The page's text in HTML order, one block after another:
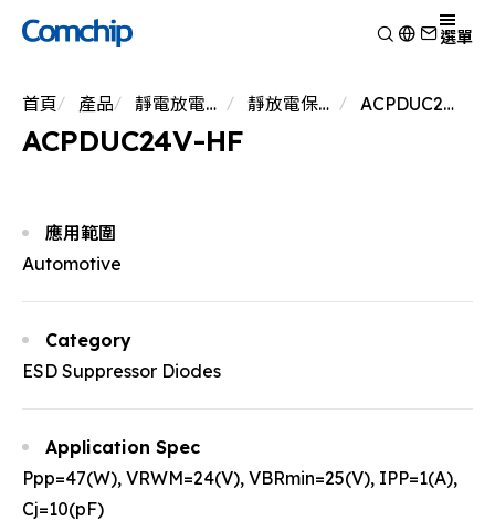
選單
產品
開關二極體
蕭特基二極體
整流二極體
電晶體
金氧半導體場效電晶體
齊納二極體
橋式整流器
消費電子
技術能力
檢視
生產製造
關於典琦
關於典琦
典琦大事紀
檢視
公司新聞
首頁 產品 靜電放電保護元件 靜放電保護元件 ACPDUC24V-HF
ACPDUC24V-HF
應用範圍
Automotive
Category
ESD Suppressor Diodes
Application Spec
Ppp=47(W), VRWM=24(V), VBRmin=25(V), IPP=1(A),
Cj=10(pF)